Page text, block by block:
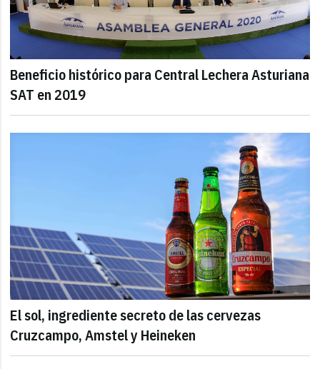
Beneficio histórico para Central Lechera Asturiana
SAT en 2019
El sol, ingrediente secreto de las cervezas
Cruzcampo, Amstel y Heineken